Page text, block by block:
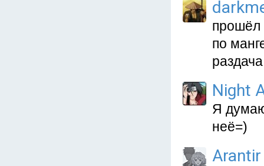
прошёл
по
Night
Я
неё=)
Arantir